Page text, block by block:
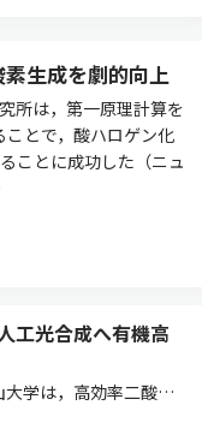
生成を劇的向上
所は，第一原理計算を
とで，酸ハロゲン化
ことに成功した（ニュ
工光合成へ有機高
学は，高効率二酸化